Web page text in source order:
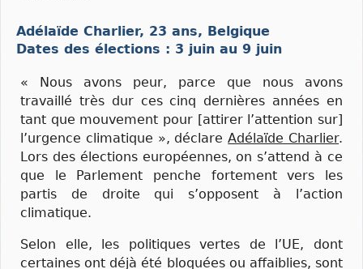
Adélaïde Charlier, 23 ans, Belgique
Dates des élections : 3 juin au 9 juin
« Nous avons peur, parce que nous avons
travaillé très dur ces cinq dernières années en
tant que mouvement pour [attirer l’attention sur]
l’urgence climatique », déclareAdélaïde Charlier.
Lors des élections européennes, on s’attend à ce
que le Parlement penche fortement vers les
partis de droite qui s’opposent à l’action
climatique.
Selon elle, les politiques vertes de l’UE, dont
certaines ont déjà été bloquées ou affaiblies, sont